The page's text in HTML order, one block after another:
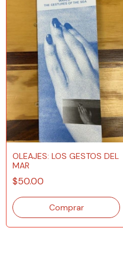
OLEAJES: LOS GESTOS DEL
MAR
$50.00